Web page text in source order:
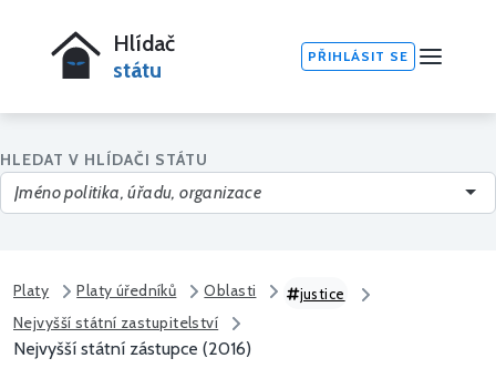
Hlídač
státu
PŘIHLÁSIT SE
HLEDAT V HLÍDAČI STÁTU
Platy Platy úředníků Oblasti justice
Nejvyšší státní zastupitelství
Nejvyšší státní zástupce (2016)